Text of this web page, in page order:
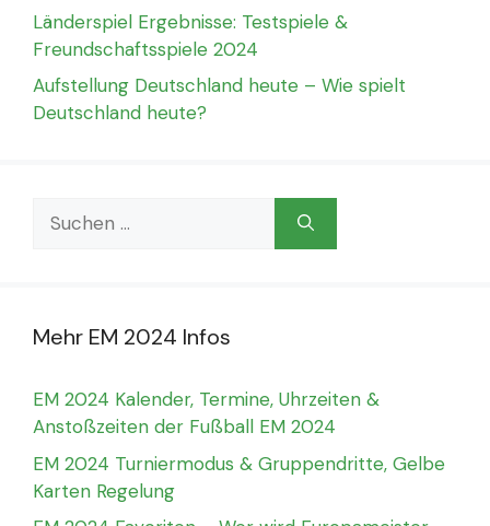
Länderspiel Ergebnisse: Testspiele &
Freundschaftsspiele 2024
Aufstellung Deutschland heute – Wie spielt
Deutschland heute?
Suchen
nach:
Mehr EM 2024 Infos
EM 2024 Kalender, Termine, Uhrzeiten &
Anstoßzeiten der Fußball EM 2024
EM 2024 Turniermodus & Gruppendritte, Gelbe
Karten Regelung